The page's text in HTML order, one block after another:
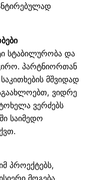
სტაბილურობა და
პარტნიორთან
მშვიდად
ვიდრე
ვერძებს
საიმედო
პროექტებს,
მოგება